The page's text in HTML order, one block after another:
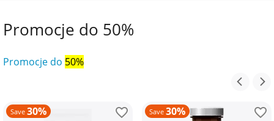
Promocje do 50%
Promocje do 50%
Save 30% Save 30%